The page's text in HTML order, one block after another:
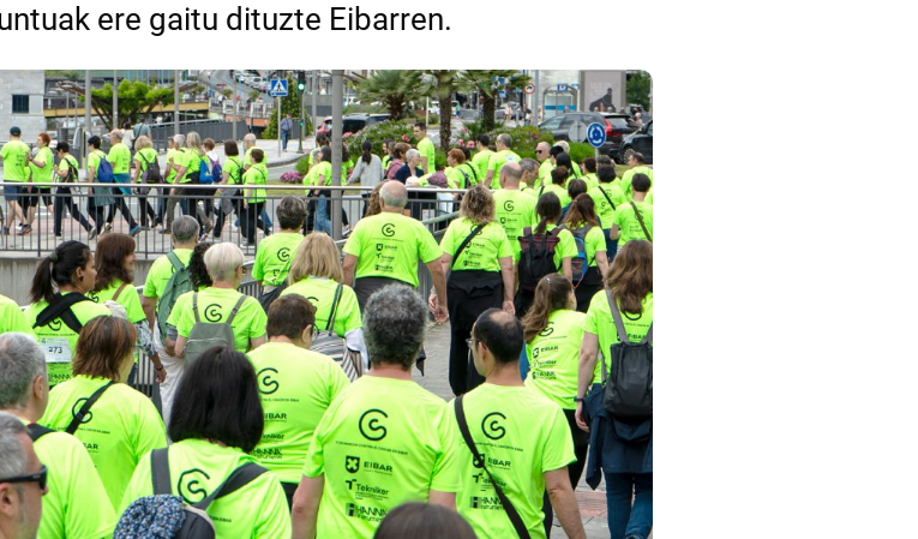
ere gaitu dituzte Eibarren.